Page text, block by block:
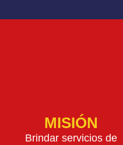
MISIÓN
Brindar servicios de